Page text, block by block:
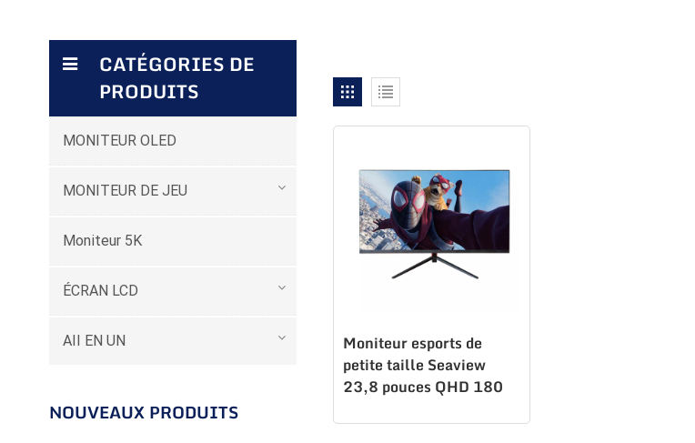
Moniteur esports de
petite taille Seaview
23,8 pouces QHD 180
CATÉGORIES DE
PRODUITS
MONITEUR OLED
MONITEUR DE JEU
Moniteur 5K
ÉCRAN LCD
AII EN UN
NOUVEAUX PRODUITS